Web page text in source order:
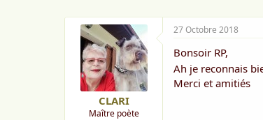
CLARI
Maître poète
27 Octobre 2018
Bonsoir RP,
Ah je reconnais
Merci et amitiés